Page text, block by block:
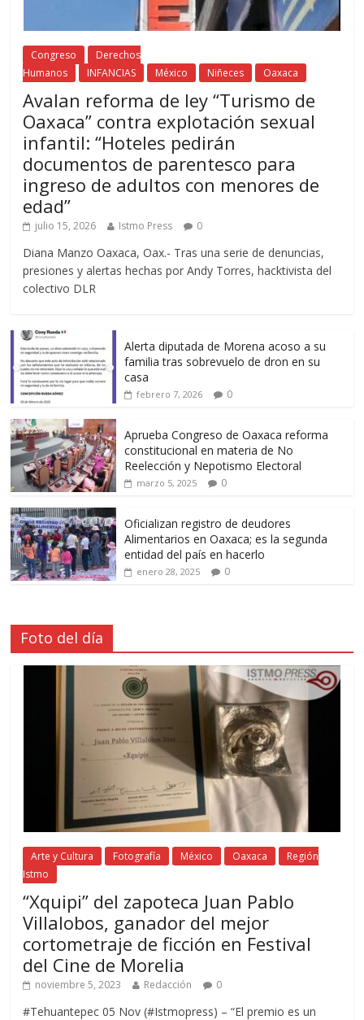
Congreso
Derechos
Humanos
INFANCIAS México Niñeces Oaxaca
Avalan reforma de ley “Turismo de
Oaxaca” contra explotación sexual
infantil: “Hoteles pedirán
documentos de parentesco para
ingreso de adultos con menores de
edad”
julio 15, 2026 Istmo Press 0
Diana Manzo Oaxaca, Oax.- Tras una serie de denuncias,
presiones y alertas hechas por Andy Torres, hacktivista del
colectivo DLR
Alerta diputada de Morena acoso a su
familia tras sobrevuelo de dron en su
casa
febrero 7, 2026 0
Aprueba Congreso de Oaxaca reforma
constitucional en materia de No
Reelección y Nepotismo Electoral
marzo 5, 2025 0
Oficializan registro de deudores
Alimentarios en Oaxaca; es la segunda
entidad del país en hacerlo
enero 28, 2025 0
Foto del día
Arte y Cultura Fotografía México Oaxaca
Región
Istmo
“Xquipi” del zapoteca Juan Pablo
Villalobos, ganador del mejor
cortometraje de ficción en Festival
del Cine de Morelia
noviembre 5, 2023 Redacción 0
#Tehuantepec 05 Nov (#Istmopress) – “El premio es un